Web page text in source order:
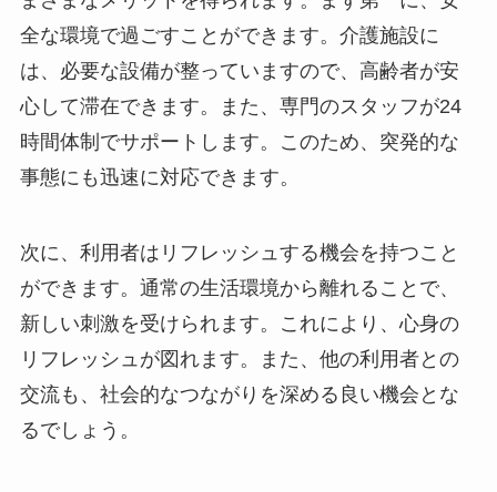
全な環境で過ごすことができます。介護施設に
は、必要な設備が整っていますので、高齢者が安
心して滞在できます。また、専門のスタッフが24
時間体制でサポートします。このため、突発的な
事態にも迅速に対応できます。
次に、利用者はリフレッシュする機会を持つこと
ができます。通常の生活環境から離れることで、
新しい刺激を受けられます。これにより、心身の
リフレッシュが図れます。また、他の利用者との
交流も、社会的なつながりを深める良い機会とな
るでしょう。